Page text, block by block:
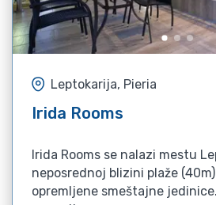
Leptokarija, Pieria
Irida Rooms
Irida Rooms se nalazi mestu
neposrednoj blizini plaže
opremljene smeštajne